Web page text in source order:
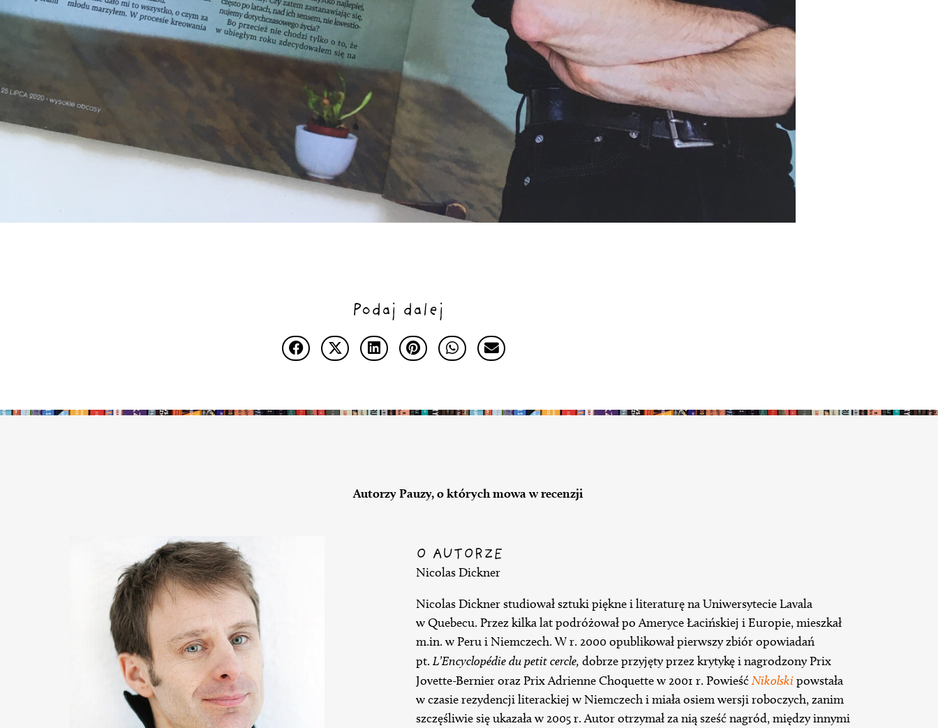
Podaj dalej
Autorzy Pauzy, o których mowa w recenzji
O AUTORZE
Nicolas Dickner
Nicolas Dickner studiował sztuki piękne i literaturę na Uniwersytecie Lavala
w Quebecu. Przez kilka lat podróżował po Ameryce Łacińskiej i Europie, mieszkał
m.in. w Peru i Niemczech. W r. 2000 opublikował pierwszy zbiór opowiadań
pt. L’Encyclopédie du petit cercle, dobrze przyjęty przez krytykę i nagrodzony Prix
Jovette-Bernier oraz Prix Adrienne Choquette w 2001 r. PowieśćNikolskipowstała
w czasie rezydencji literackiej w Niemczech i miała osiem wersji roboczych, zanim
szczęśliwie się ukazała w 2005 r. Autor otrzymał za nią sześć nagród, między innymi